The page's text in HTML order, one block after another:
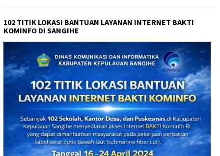
102 TITIK LOKASI BANTUAN LAYANAN INTERNET BAKTI
KOMINFO DI SANGIHE